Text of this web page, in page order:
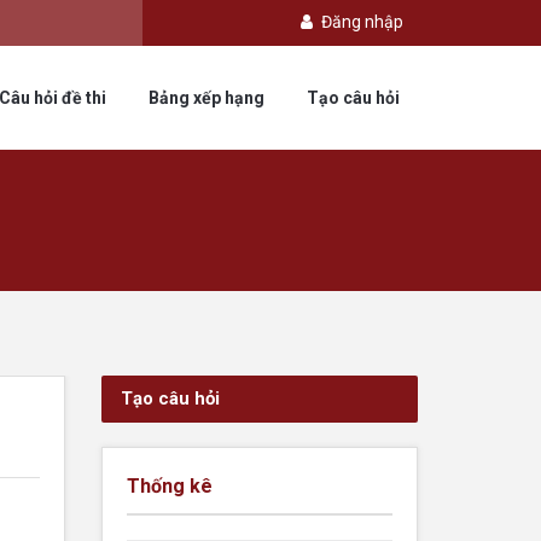
Đăng nhập
Câu hỏi đề thi Bảng xếp hạng Tạo câu hỏi
Tạo câu hỏi
Thống kê